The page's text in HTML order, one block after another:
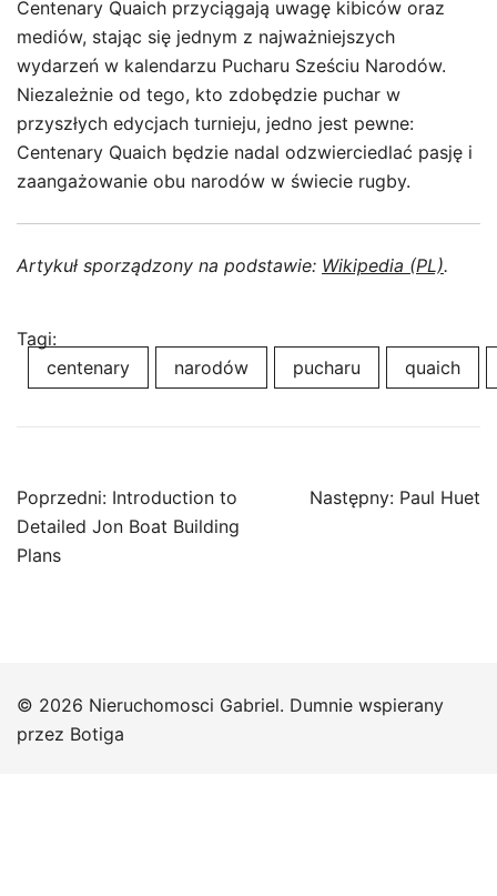
Centenary Quaich przyciągają uwagę kibiców oraz
mediów, stając się jednym z najważniejszych
wydarzeń w kalendarzu Pucharu Sześciu Narodów.
Niezależnie od tego, kto zdobędzie puchar w
przyszłych edycjach turnieju, jedno jest pewne:
Centenary Quaich będzie nadal odzwierciedlać pasję i
zaangażowanie obu narodów w świecie rugby.
Artykuł sporządzony na podstawie: Wikipedia (PL).
Tagi:
centenary
narodów pucharu quaich
Nawigacja
wpisu
Poprzedni: Introduction to
Detailed Jon Boat Building
Plans
Następny: Paul Huet
© 2026 Nieruchomosci Gabriel. Dumnie wspierany
przez Botiga